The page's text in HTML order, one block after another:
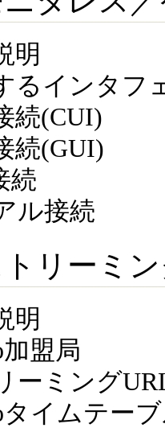
明
インタフ
続(CUI)
続(GUI)
続
ル接続
リーミン
明
盟局
ーミング
イムテー